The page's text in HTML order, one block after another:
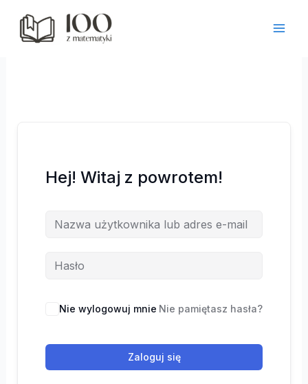
treści
Hej! Witaj z powrotem!
Nie wylogowuj mnie Nie pamiętasz hasła?
Zaloguj się